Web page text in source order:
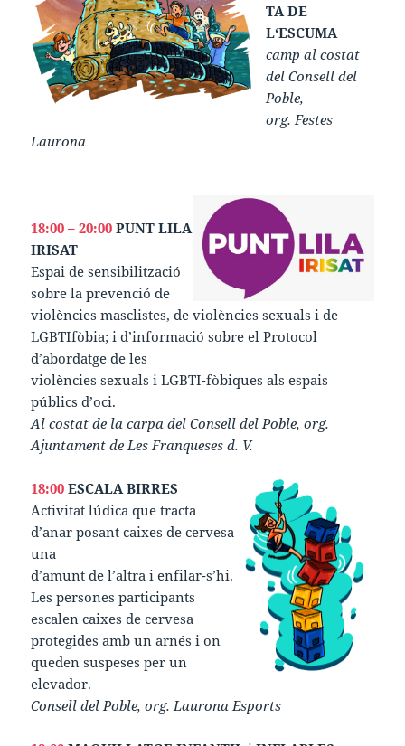
TA DE
L‘ESCUMA
camp al costat
del Consell del
Poble,
org. Festes
Laurona
18:00 – 20:00 PUNT LILA
IRISAT
Espai de sensibilització
sobre la prevenció de
violències masclistes, de violències sexuals i de
LGBTIfòbia; i d’informació sobre el Protocol
d’abordatge de les
violències sexuals i LGBTI-fòbiques als espais
públics d’oci.
Al costat de la carpa del Consell del Poble, org.
Ajuntament de Les Franqueses d. V.
18:00 ESCALA BIRRES
Activitat lúdica que tracta
d’anar posant caixes de cervesa
una
d’amunt de l’altra i enfilar-s’hi.
Les persones participants
escalen caixes de cervesa
protegides amb un arnés i on
queden suspeses per un
elevador.
Consell del Poble, org. Laurona Esports